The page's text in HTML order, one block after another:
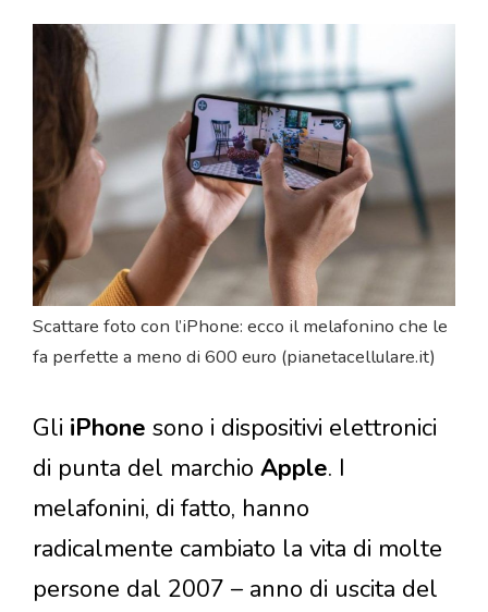
Scattare foto con l’iPhone: ecco il melafonino che le
fa perfette a meno di 600 euro (pianetacellulare.it)
Gli iPhone sono i dispositivi elettronici
di punta del marchio Apple. I
melafonini, di fatto, hanno
radicalmente cambiato la vita di molte
persone dal 2007 – anno di uscita del